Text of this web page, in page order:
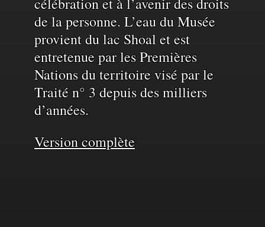
de la personne. L’eau du Musée
provient du lac Shoal et est
entretenue par les Premières
Nations du territoire visé par le
Traité n° 3 depuis des milliers
d’années.
Version complète